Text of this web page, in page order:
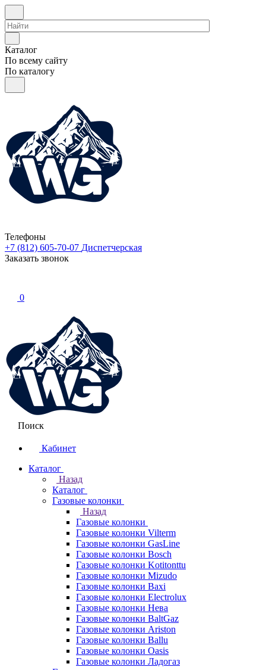
Каталог
По всему сайту
По каталогу
Телефоны
+7 (812) 605-70-07 Диспетчерская
Заказать звонок
0
Поиск
Кабинет
Каталог
Назад
Каталог
Газовые колонки
Назад
Газовые колонки
Газовые колонки Vilterm
Газовые колонки GasLine
Газовые колонки Bosch
Газовые колонки Kotitonttu
Газовые колонки Mizudo
Газовые колонки Baxi
Газовые колонки Electrolux
Газовые колонки Нева
Газовые колонки BaltGaz
Газовые колонки Ariston
Газовые колонки Ballu
Газовые колонки Oasis
Газовые колонки Ладогаз